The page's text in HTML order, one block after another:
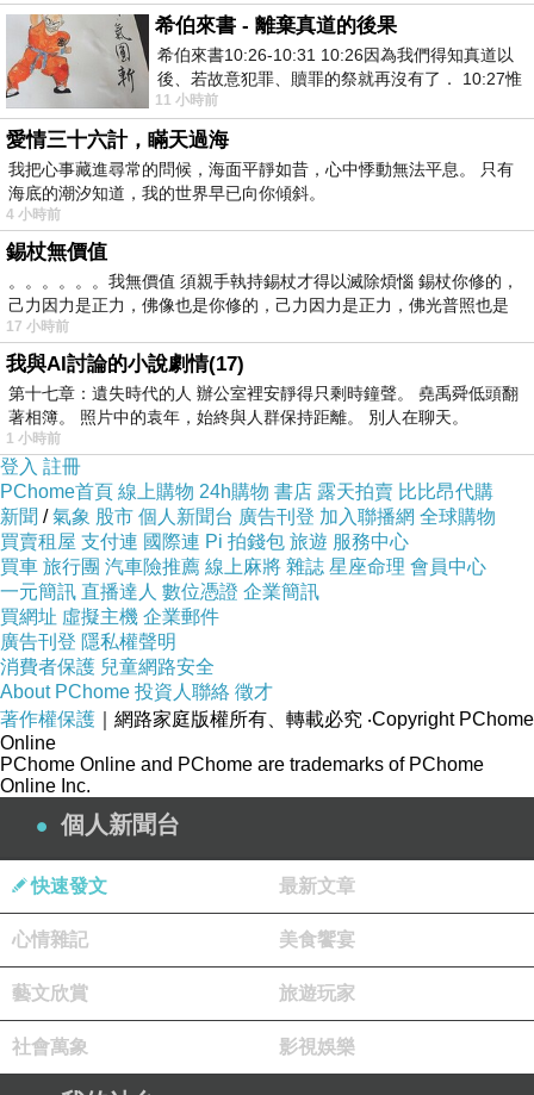
希伯來書 - 離棄真道的後果
希伯來書10:26-10:31 10:26因為我們得知真道以
後、若故意犯罪、贖罪的祭就再沒有了． 10:27惟
有戰懼等候審判和那燒滅眾敵人的烈火
11 小時前
愛情三十六計，瞞天過海
我把心事藏進尋常的問候，海面平靜如昔，心中悸動無法平息。 只有
海底的潮汐知道，我的世界早已向你傾斜。
4 小時前
錫杖無價值
。。。。。。我無價值 須親手執持錫杖才得以滅除煩惱 錫杖你修的，
己力因力是正力，佛像也是你修的，己力因力是正力，佛光普照也是
17 小時前
我與AI討論的小說劇情(17)
第十七章：遺失時代的人 辦公室裡安靜得只剩時鐘聲。 堯禹舜低頭翻
著相簿。 照片中的袁年，始終與人群保持距離。 別人在聊天。
1 小時前
登入 註冊
PChome首頁 線上購物 24h購物 書店 露天拍賣 比比昂代購
新聞 /氣象 股市 個人新聞台 廣告刊登 加入聯播網 全球購物
買賣租屋 支付連 國際連 Pi 拍錢包 旅遊 服務中心
買車 旅行團 汽車險推薦 線上麻將 雜誌 星座命理 會員中心
一元簡訊 直播達人 數位憑證 企業簡訊
買網址 虛擬主機 企業郵件
廣告刊登 隱私權聲明
消費者保護 兒童網路安全
About PChome 投資人聯絡 徵才
著作權保護 ｜網路家庭版權所有、轉載必究 ‧Copyright PChome
Online
PChome Online and PChome are trademarks of PChome
Online Inc.
個人新聞台
快速發文 最新文章
心情雜記 美食饗宴
藝文欣賞 旅遊玩家
社會萬象 影視娛樂